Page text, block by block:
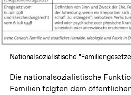
Nationalsozialistische
Die nationalsozialistische
Familien folgten dem